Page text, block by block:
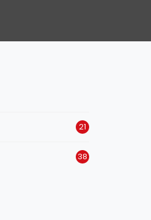
21
38